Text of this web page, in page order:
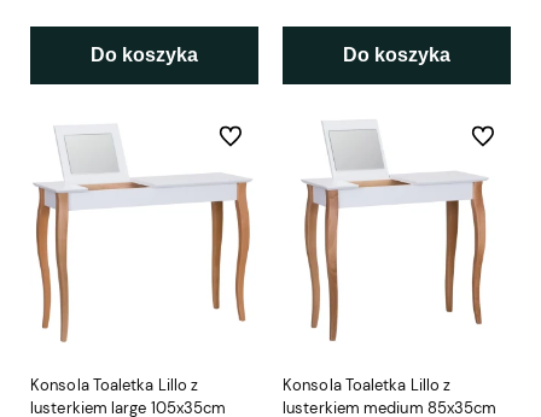
Do koszyka Do koszyka
Konsola Toaletka Lillo z
lusterkiem large 105x35cm
Do ulubionych
Konsola Toaletka Lillo z
lusterkiem medium 85x35cm
Do